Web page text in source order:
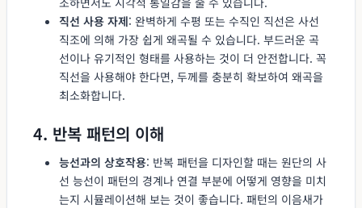
직선 사용 자제: 완벽하게 수평 또는 수직인 직선은 사선
직조에 의해 가장 쉽게 왜곡될 수 있습니다. 부드러운 곡
선이나 유기적인 형태를 사용하는 것이 더 안전합니다. 꼭
직선을 사용해야 한다면, 두께를 충분히 확보하여 왜곡을
최소화합니다.
4. 반복 패턴의 이해
능선과의 상호작용: 반복 패턴을 디자인할 때는 원단의 사
선 능선이 패턴의 경계나 연결 부분에 어떻게 영향을 미치
는지 시뮬레이션해 보는 것이 좋습니다. 패턴의 이음새가